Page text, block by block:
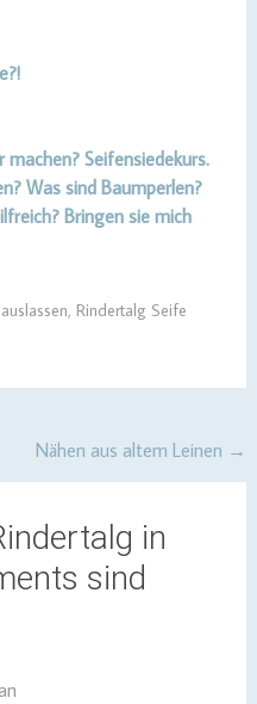
machen? Seifensiedekurs.
Was sind Baumperlen?
Bringen sie mich
, Rindertalg Seife
Nähen aus altem Leinen →
in
sind